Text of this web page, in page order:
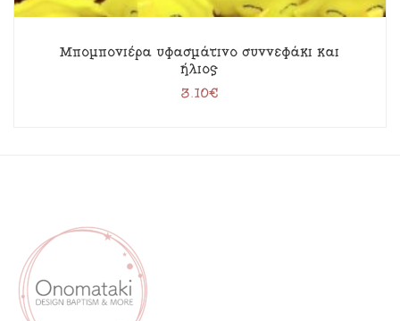
Μπομπονιέρα υφασμάτινο συννεφάκι και
ήλιος
3.10€